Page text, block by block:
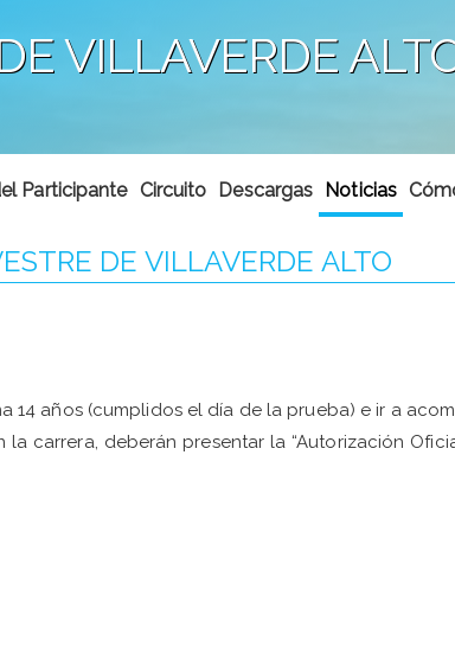
VILLAVERDE
Participante Circuito Descargas Noticias
DE VILLAVERDE ALTO
14 años (cumplidos el día de la prueba) e ir a
carrera, deberán presentar la “Autorización